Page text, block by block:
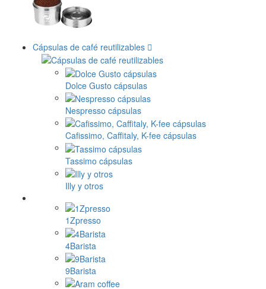
Cápsulas de café reutilizables
Dolce Gusto cápsulas
Nespresso cápsulas
Cafissimo, Caffitaly, K-fee cápsulas
Tassimo cápsulas
Illy y otros
1Zpresso
4Barista
9Barista